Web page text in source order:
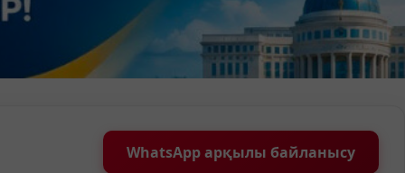
WhatsApp арқылы байланысу